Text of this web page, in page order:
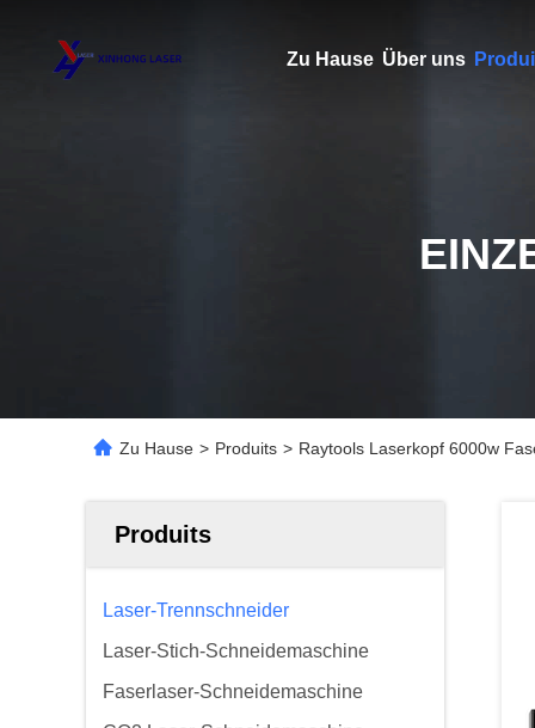
Zu Hause Über uns
Zu Hause > Produits > Raytools Laserkopf 6000w
Produits
Laser-Trennschneider
Laser-Stich-Schneidemaschine
Faserlaser-Schneidemaschine